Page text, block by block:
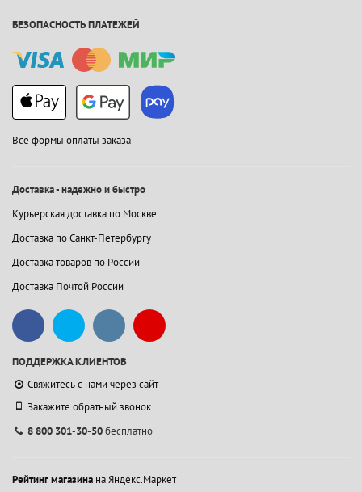
БЕЗОПАСНОСТЬ ПЛАТЕЖЕЙ
Все формы оплаты заказа
Доставка - надежно и быстро
Курьерская доставка по Москве
Доставка по Санкт-Петербургу
Доставка товаров по России
Доставка Почтой России
ПОДДЕРЖКА КЛИЕНТОВ
Свяжитесь с нами через сайт
Закажите обратный звонок
8 800 301-30-50бесплатно
Рейтинг магазина на Яндекс.Маркет